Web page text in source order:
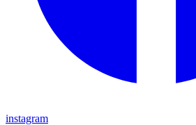
instagram